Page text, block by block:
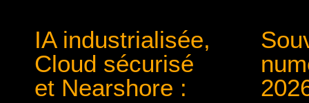
IA industrialisée,
Cloud sécurisé
et Nearshore :